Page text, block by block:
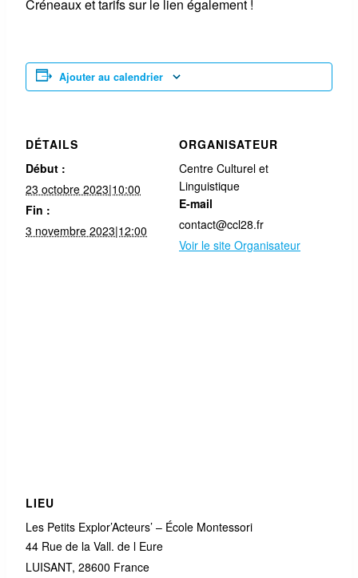
Créneaux et tarifs sur le lien également !
Ajouter au calendrier
DÉTAILS
Début :
23 octobre 2023|10:00
Fin :
3 novembre 2023|12:00
ORGANISATEUR
Centre Culturel et
Linguistique
E-mail
contact@ccl28.fr
Voir le site Organisateur
LIEU
Les Petits Explor’Acteurs’ – École Montessori
44 Rue de la Vall. de l Eure
LUISANT, 28600 France